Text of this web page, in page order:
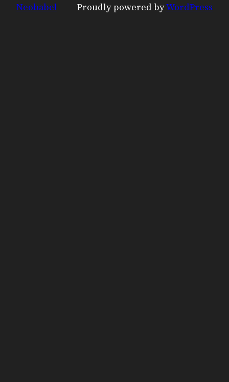
Neobabel Proudly powered byWordPress